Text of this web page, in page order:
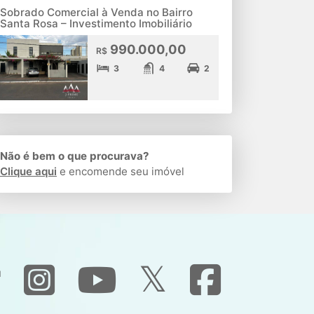
Sobrado Comercial à Venda no Bairro
Santa Rosa – Investimento Imobiliário
R$990.000,00
3 4 2
Não é bem o que procurava?
Clique aqui e encomende seu imóvel